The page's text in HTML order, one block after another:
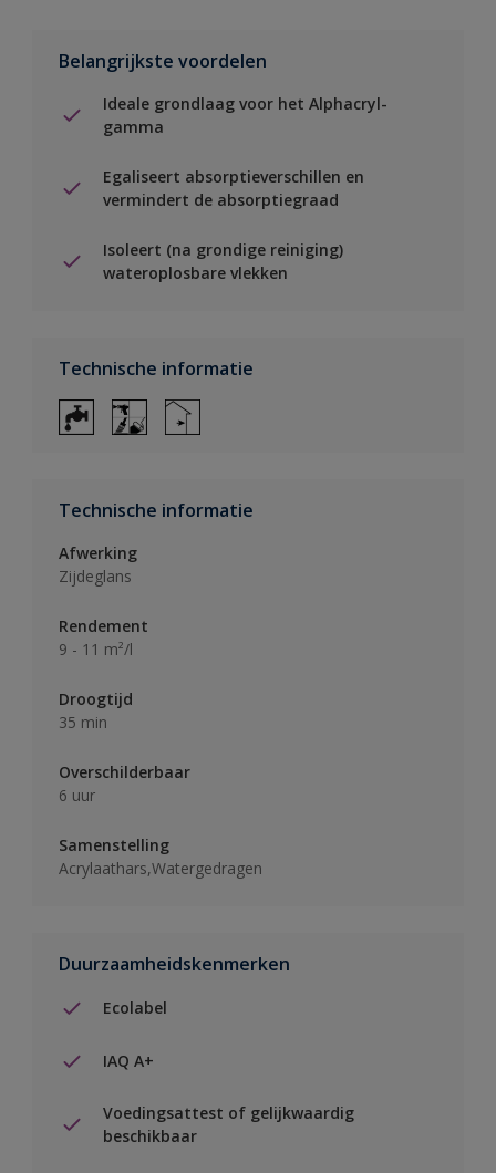
Belangrijkste voordelen
Ideale grondlaag voor het Alphacryl-
gamma
Egaliseert absorptieverschillen en
vermindert de absorptiegraad
Isoleert (na grondige reiniging)
wateroplosbare vlekken
Technische informatie
Technische informatie
Afwerking
Zijdeglans
Rendement
9 - 11 m²/l
Droogtijd
35 min
Overschilderbaar
6 uur
Samenstelling
Acrylaathars,Watergedragen
Duurzaamheidskenmerken
Ecolabel
IAQ A+
Voedingsattest of gelijkwaardig
beschikbaar